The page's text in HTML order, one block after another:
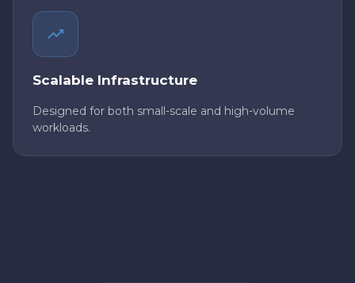
Scalable Infrastructure
Designed for both small-scale and high-volume
workloads.